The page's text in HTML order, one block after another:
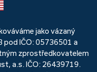
jako vázaný
pod IČO: 05736501 a
zprostředkovatelem
a.s. IČO: 26439719.